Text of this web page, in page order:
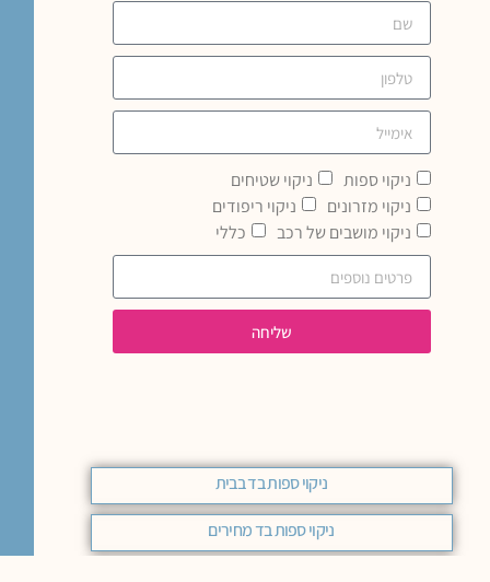
ניקוי ספות
ניקוי שטיחים
ניקוי מזרונים
ניקוי ריפודים
ניקוי מושבים של רכב
כללי
שליחה
ניקוי ספות בד בבית
ניקוי ספות בד מחירים